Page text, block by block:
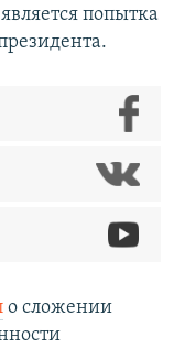
попытка
о сложении